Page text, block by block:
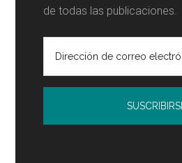
de todas las publicaciones.